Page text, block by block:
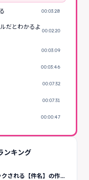
00:03:28
だとわかるよ
00:02:20
00:03:09
00:03:46
00:07:32
00:07:31
00:00:47
ンキング
される【件名】の作成